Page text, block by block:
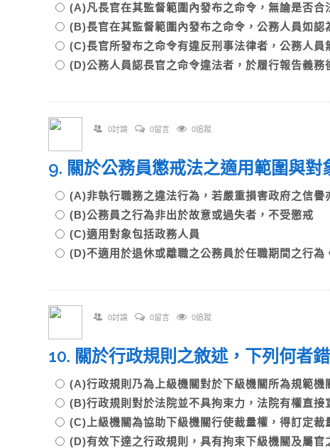
(A)凡長官在其監督範圍內發布之命令，無論是否
(B)長官在其監督範圍內發布之命令，公務人員如
(C)長官所發布之命令有違反刑事法律者，公務人
(D)公務人員認長官之命令違法者，於履行報告義務
0討論 0留言 0追蹤
9. 關於公務員懲戒法之適用範圍與
(A)非執行職務之違法行為，若嚴重損害政府之信
(B)公務員之行為非出於故意或過失者，不受懲戒
(C)適用對象包括政務人員
(D)不適用於退休或離職之公務員於任職期間之行為
0討論 0留言 0追蹤
10. 關於行政規則之敘述，下列何者
(A)行政規則乃為上級機關對於下級機關所為規範
(B)行政規則對於法院並不具拘束力，法院有權直
(C)上級機關為協助下級機關行使裁量權，得訂定
(D)有效下達之行政規則，具有拘束下級機關及屬官